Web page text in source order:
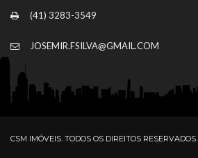
(41) 3283-3549
JOSEMIR.FSILVA@GMAIL.COM
CSM IMÓVEIS. TODOS OS DIREITOS RESERVADOS.